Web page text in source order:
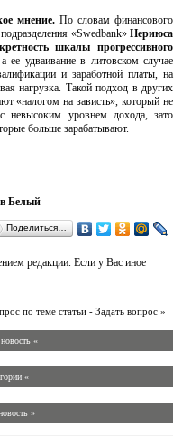
мнение. По словам финансового
«Swedbank» Нериюса
шкалы прогрессивного
ее удваивание в литовском случае
и заработной платы, на
нагрузка. Такой подход в других
«налогом на зависть», который не
невысоким уровнем дохода, зато
больше зарабатывают.
Белый
Поделиться…
редакции. Если у Вас иное
по теме статьи - Задать вопрос »
«
«
»